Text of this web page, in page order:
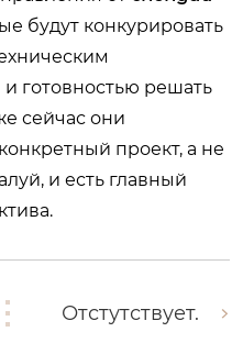
будут конкурировать
готовностью решать
сейчас они
проект, а не
и есть главный
Отстутствует.